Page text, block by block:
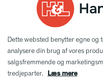
hurtigt,
hele
leveret et
Dette websted benytter egne og
analysere din brug af vores
salgsfremmende og
tredjeparter.
Læs mere